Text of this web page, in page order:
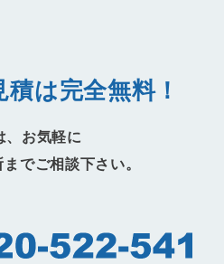
は完全無料！
、お気軽に
でご相談下さい。